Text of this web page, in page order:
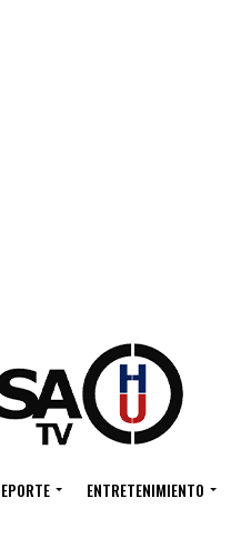
ENTRETENIMIENTO